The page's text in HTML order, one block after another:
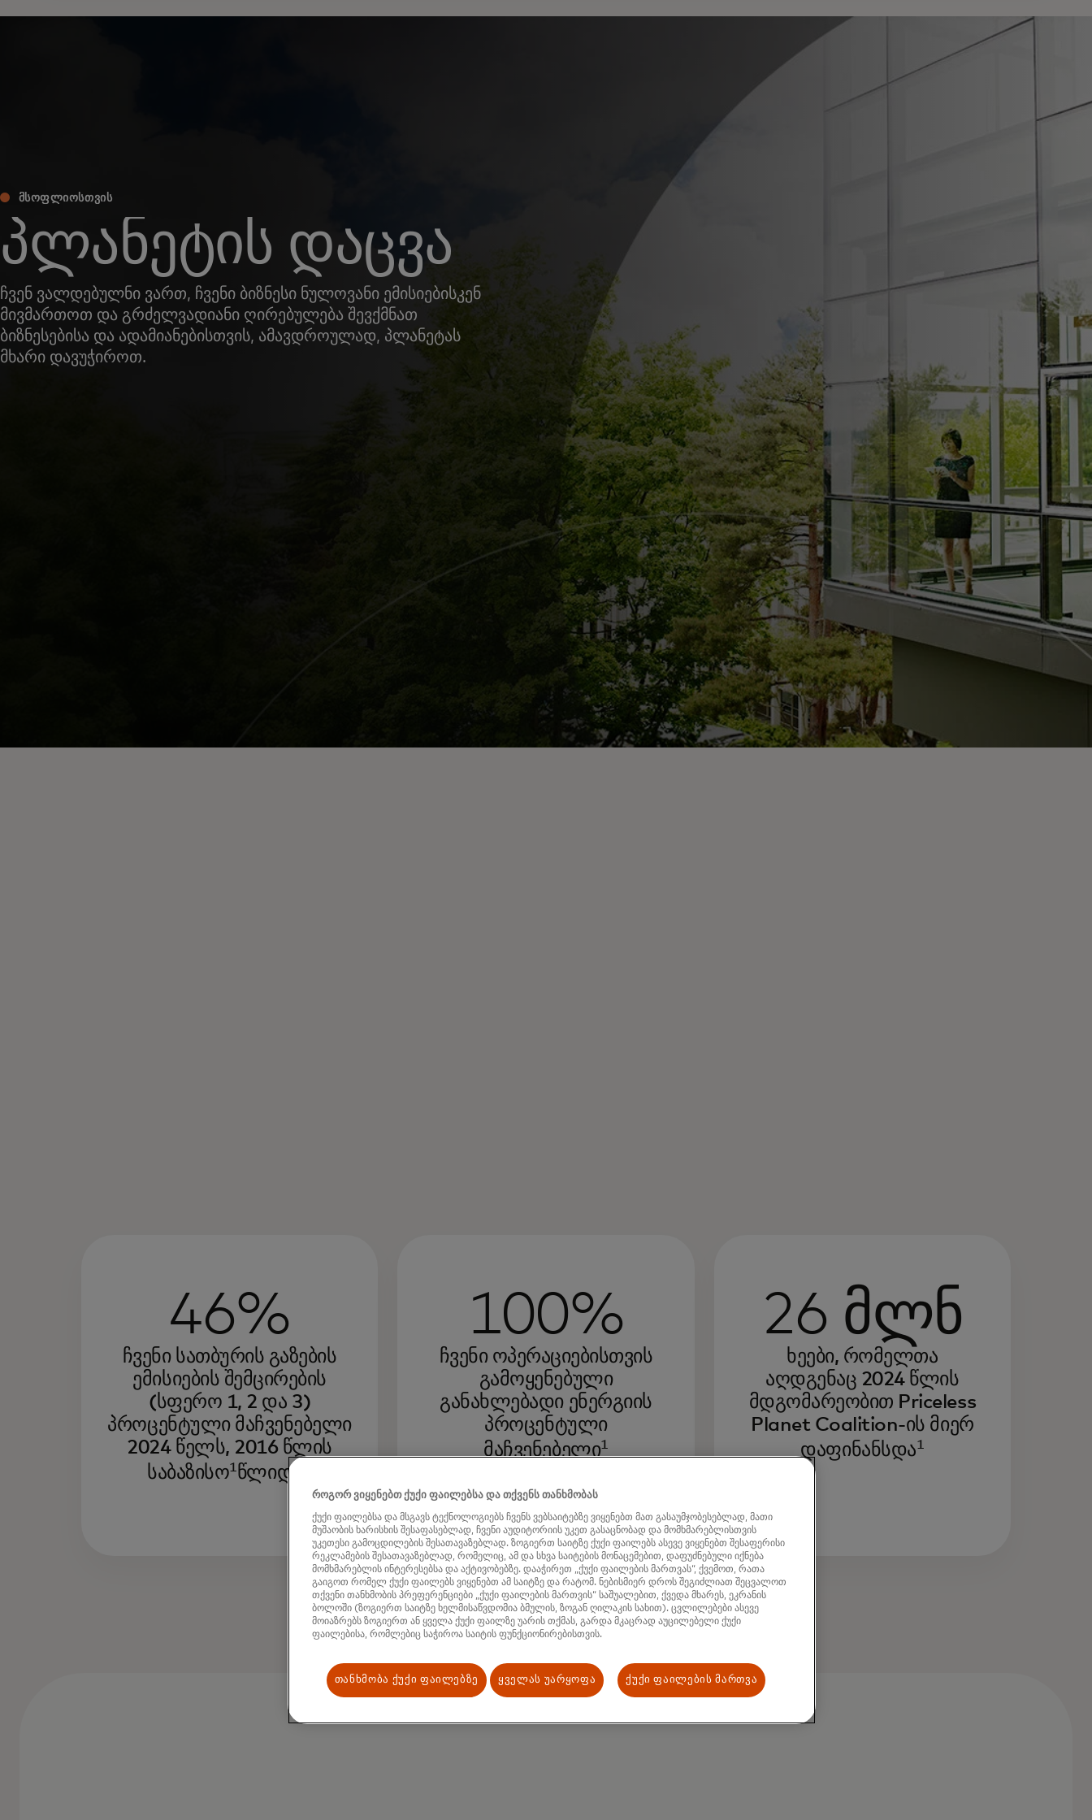
ᲛᲡᲝᲤᲚᲘᲝᲡᲗᲕᲘᲡ
პლანეტის დაცვა
ჩვენ ვალდებულნი ვართ, ჩვენი ბიზნესი ნულოვანი ემისიებისკენ
მივმართოთ და გრძელვადიანი ღირებულება შევქმნათ
ბიზნესებისა და ადამიანებისთვის, ამავდროულად, პლანეტას
მხარი დავუჭიროთ.
ეფექტურობას, ვაძლიერებთ
გამძლეობას და ვხსნით ზრდის
შესაძლებლობებს.
და ჩვენ გთავაზობთ ინოვაციურ
გადაწყვეტილებებს, რომლებიც
ჩვენს პარტნიორებსა და
მომხმარებლებს იმავე მიზნების
მიღწევის საშუალებას აძლევს.
46%
ჩვენი სათბურის გაზების
ემისიების შემცირების
(სფერო 1, 2 და 3)
პროცენტული მაჩვენებელი
2024 წელს, 2016 წლის
საბაზისო1 წლიდან
100%
ჩვენი ოპერაციებისთვის
გამოყენებული
განახლებადი ენერგიის
პროცენტული
მაჩვენებელი1
26 მლნ
ხეები, რომელთა
აღდგენაც 2024 წლის
მდგომარეობით Priceless
Planet Coalition-ის მიერ
დაფინანსდა1
როგორ ვიყენებთ ქუქი ფაილებსა და თქვენს თანხმობას
ქუქი ფაილებსა და მსგავს ტექნოლოგიებს ჩვენს ვებსაიტებზე ვიყენებთ მათ გასაუმჯობესებლად, მათი
მუშაობის ხარისხის შესაფასებლად, ჩვენი აუდიტორიის უკეთ გასაცნობად და მომხმარებლისთვის
უკეთესი გამოცდილების შესათავაზებლად. ზოგიერთ საიტზე ქუქი ფაილებს ასევე ვიყენებთ შესაფერისი
რეკლამების შესათავაზებლად, რომელიც, ამ და სხვა საიტების მონაცემებით, დაფუძნებული იქნება
მომხმარებლის ინტერესებსა და აქტივობებზე. დააჭირეთ „ქუქი ფაილების მართვას“, ქვემოთ, რათა
გაიგოთ რომელ ქუქი ფაილებს ვიყენებთ ამ საიტზე და რატომ. ნებისმიერ დროს შეგიძლიათ შეცვალოთ
თქვენი თანხმობის პრეფერენციები „ქუქი ფაილების მართვის“ საშუალებით, ქვედა მხარეს, ეკრანის
ბოლოში (ზოგიერთ საიტზე ხელმისაწვდომია ბმულის, ზოგან ღილაკის სახით). ცვლილებები ასევე
მოიაზრებს ზოგიერთ ან ყველა ქუქი ფაილზე უარის თქმას, გარდა მკაცრად აუცილებელი ქუქი
ფაილებისა, რომლებიც საჭიროა საიტის ფუნქციონირებისთვის.
თანხმობა ქუქი ფაილებზე ყველას უარყოფა ქუქი ფაილების მართვა